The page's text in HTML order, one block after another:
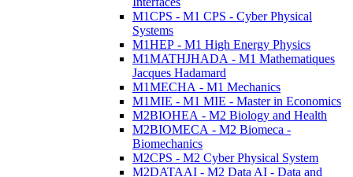
M1CPS - M1 CPS - Cyber Physical
Systems
M1HEP - M1 High Energy Physics
M1MATHJHADA - M1 Mathematiques
Jacques Hadamard
M1MECHA - M1 Mechanics
M1MIE - M1 MIE - Master in Economics
M2BIOHEA - M2 Biology and Health
M2BIOMECA - M2 Biomeca -
Biomechanics
M2CPS - M2 Cyber Physical System
M2DATAAI - M2 Data AI - Data and